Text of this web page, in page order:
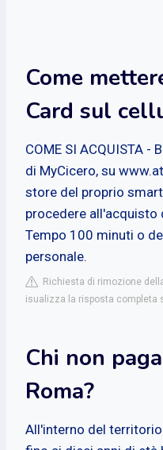
Come
Card sul
COME SI ACQUISTA -
di MyCicero, su
store del proprio
procedere
Tempo 100 minuti o
personale.
Richiesta di rimozione
isualizza la risposta completa
Chi non
Roma?
All'interno del